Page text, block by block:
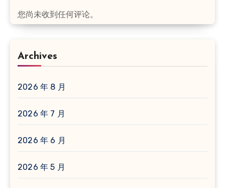
您尚未收到任何评论。
Archives
2026 年 8 月
2026 年 7 月
2026 年 6 月
2026 年 5 月